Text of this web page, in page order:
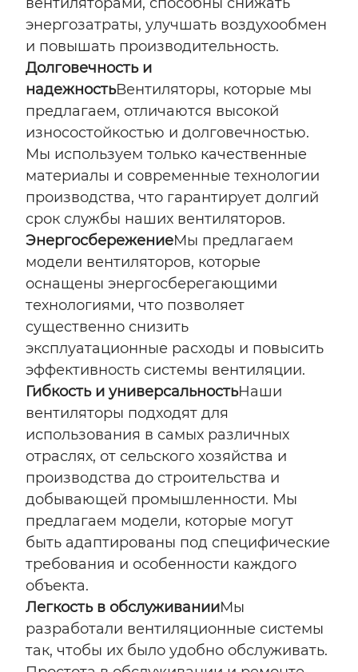
энергозатраты, улучшать воздухообмен
и повышать производительность.
Долговечность и
надежностьВентиляторы, которые мы
предлагаем, отличаются высокой
износостойкостью и долговечностью.
Мы используем только качественные
материалы и современные технологии
производства, что гарантирует долгий
срок службы наших вентиляторов.
ЭнергосбережениеМы предлагаем
модели вентиляторов, которые
оснащены энергосберегающими
технологиями, что позволяет
существенно снизить
эксплуатационные расходы и повысить
эффективность системы вентиляции.
Гибкость и универсальностьНаши
вентиляторы подходят для
использования в самых различных
отраслях, от сельского хозяйства и
производства до строительства и
добывающей промышленности. Мы
предлагаем модели, которые могут
быть адаптированы под специфические
требования и особенности каждого
объекта.
Легкость в обслуживанииМы
разработали вентиляционные системы
так, чтобы их было удобно обслуживать.